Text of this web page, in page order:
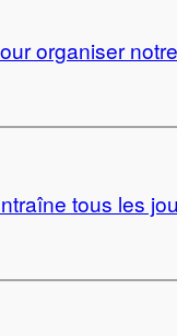
organiser
tous les